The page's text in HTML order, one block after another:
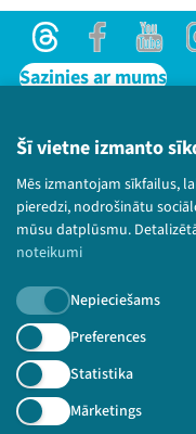
Šī vietne izmanto
Mēs izmantojam sīkfailus,
pieredzi, nodrošinātu
mūsu datplūsmu.
noteikumi
Nepieciešams
Preferences
Statistika
Mārketings
ThreadsFacebook
Sazinies ar mums
Lietošanas
Bērnu aizsardzības
© 2026 Sarunu
paturētas.
Piesakies
Nepalaid garām